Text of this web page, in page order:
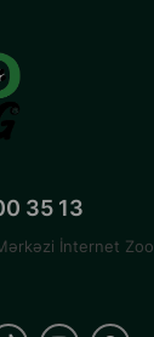
35 13
İnternet Zoo